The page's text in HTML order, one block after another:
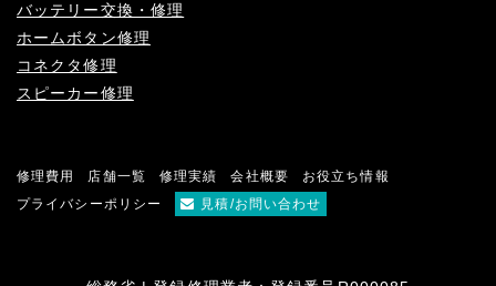
バッテリー交換・修理
ホームボタン修理
コネクタ修理
スピーカー修理
修理費用 店舗一覧 修理実績 会社概要
お役立ち情報
プライバシーポリシー
見積/お問い合わせ